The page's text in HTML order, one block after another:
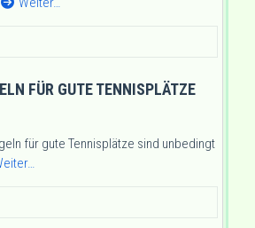
FÜR GUTE TENNISPLÄTZE
für gute Tennisplätze sind unbedingt